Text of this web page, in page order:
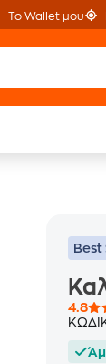
Το Wallet μου
Delivery
Best
4.8